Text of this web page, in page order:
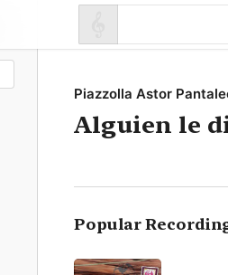
Piazzolla Astor
Alguien le
Popular